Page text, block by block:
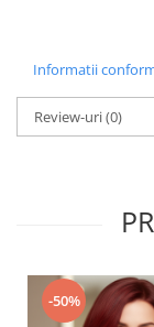
Informatii
Review-uri(0)
-50%